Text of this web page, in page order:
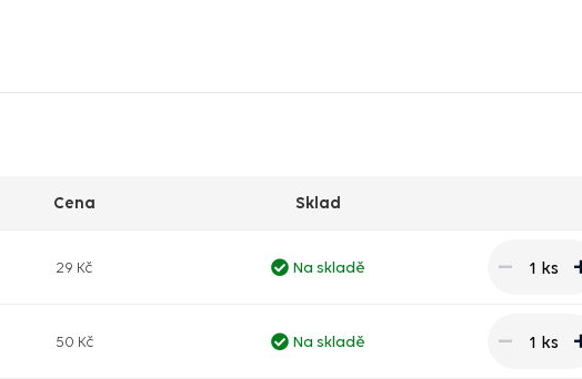
Cena Sklad
29 Kč Na skladě 1 ks
50 Kč Na skladě 1 ks